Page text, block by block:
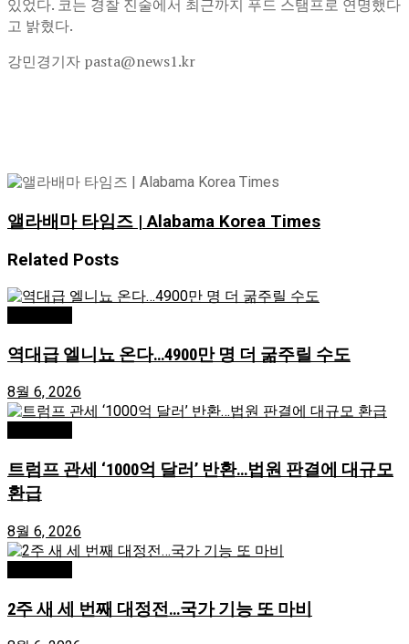
있었다. 코는 경찰 진술에서 최근까지 푸드 스탬프로 연명했다
고 밝혔다.
강민경기자 pasta@news1.kr
앨라배마 타임즈 | Alabama Korea Times
Related Posts
역대급 엘니뇨 온다…4900만 명 더 굶주릴 수도
8월 6, 2026
트럼프 관세 ‘1000억 달러’ 반환…법원 판결에 대규모
환급
8월 6, 2026
2주 새 세 번째 대정전…국가 기능 또 마비